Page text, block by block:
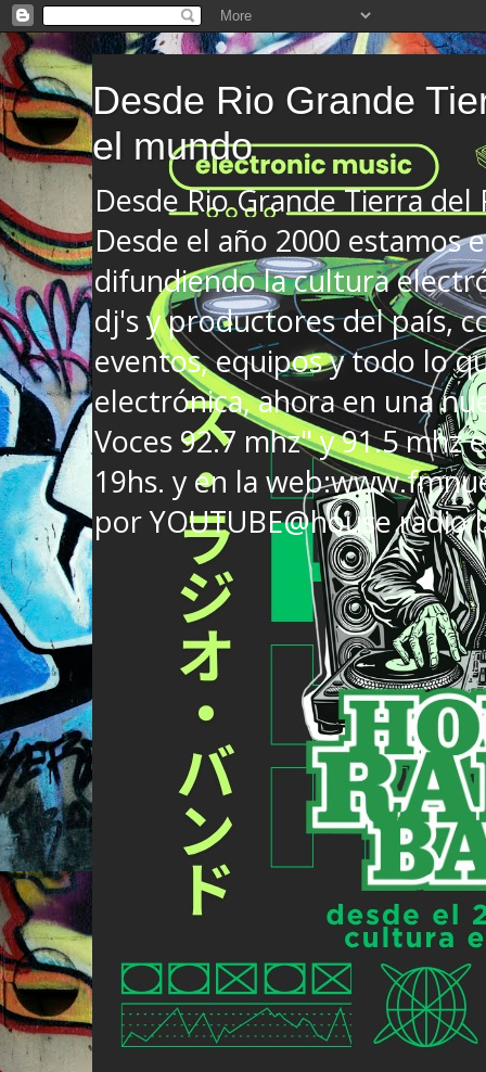
Desde Rio Grande
el mundo
Desde Rio Grande Tierra
Desde el año 2000 estamos
difundiendo la cultura
dj's y productores del país,
eventos, equipos y todo lo
electrónica, ahora en una
Voces 92.7 mhz" y 91.5 mhz
19hs. y en la
por YOUTUBE@house radio